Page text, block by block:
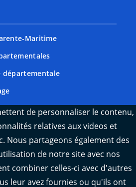
Maritime
départementale
trafic
info trafic
territoires de Charente-
de personnaliser le contenu,
relatives aux videos et
Nous partageons également des
de notre site avec nos
combiner celles-ci avec d'autres
leur avez fournies ou qu'ils ont